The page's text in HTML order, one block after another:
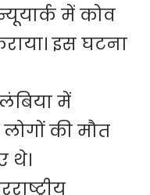
में कोव
इस घटना
में
की मौत
थे।